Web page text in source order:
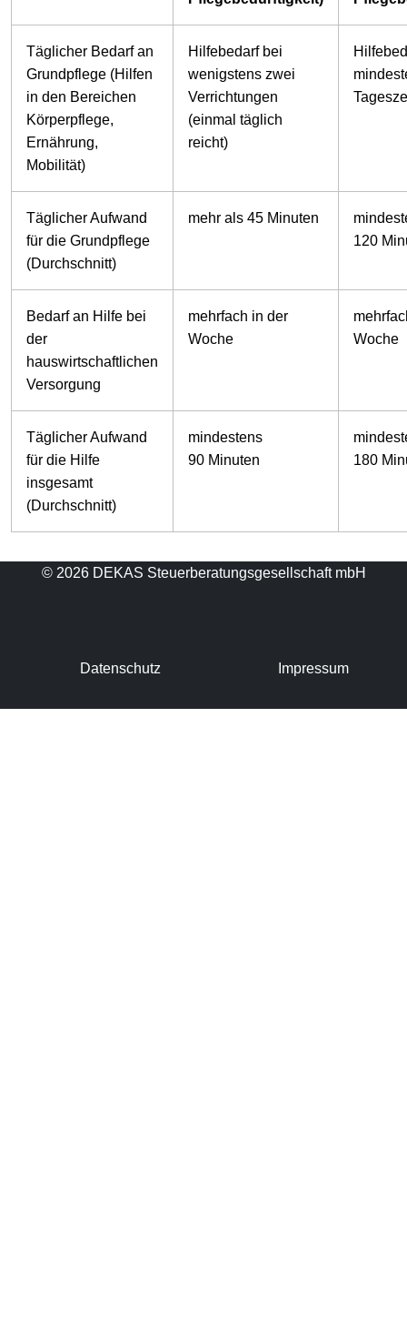
Täglicher Bedarf an
Grundpflege (Hilfen
in den Bereichen
Körperpflege,
Ernährung,
Mobilität)
Hilfebedarf bei
wenigstens zwei
Verrichtungen
(einmal täglich
reicht)
Täglicher Aufwand
für die Grundpflege
(Durchschnitt)
mehr als 45 Minuten
120
Bedarf an Hilfe bei
der
hauswirtschaftlichen
Versorgung
mehrfach in der
Woche
Woche
Täglicher Aufwand
für die Hilfe
insgesamt
(Durchschnitt)
mindestens
90 Minuten
180
© 2026 DEKAS Steuerberatungsgesellschaft mbH
Datenschutz Impressum